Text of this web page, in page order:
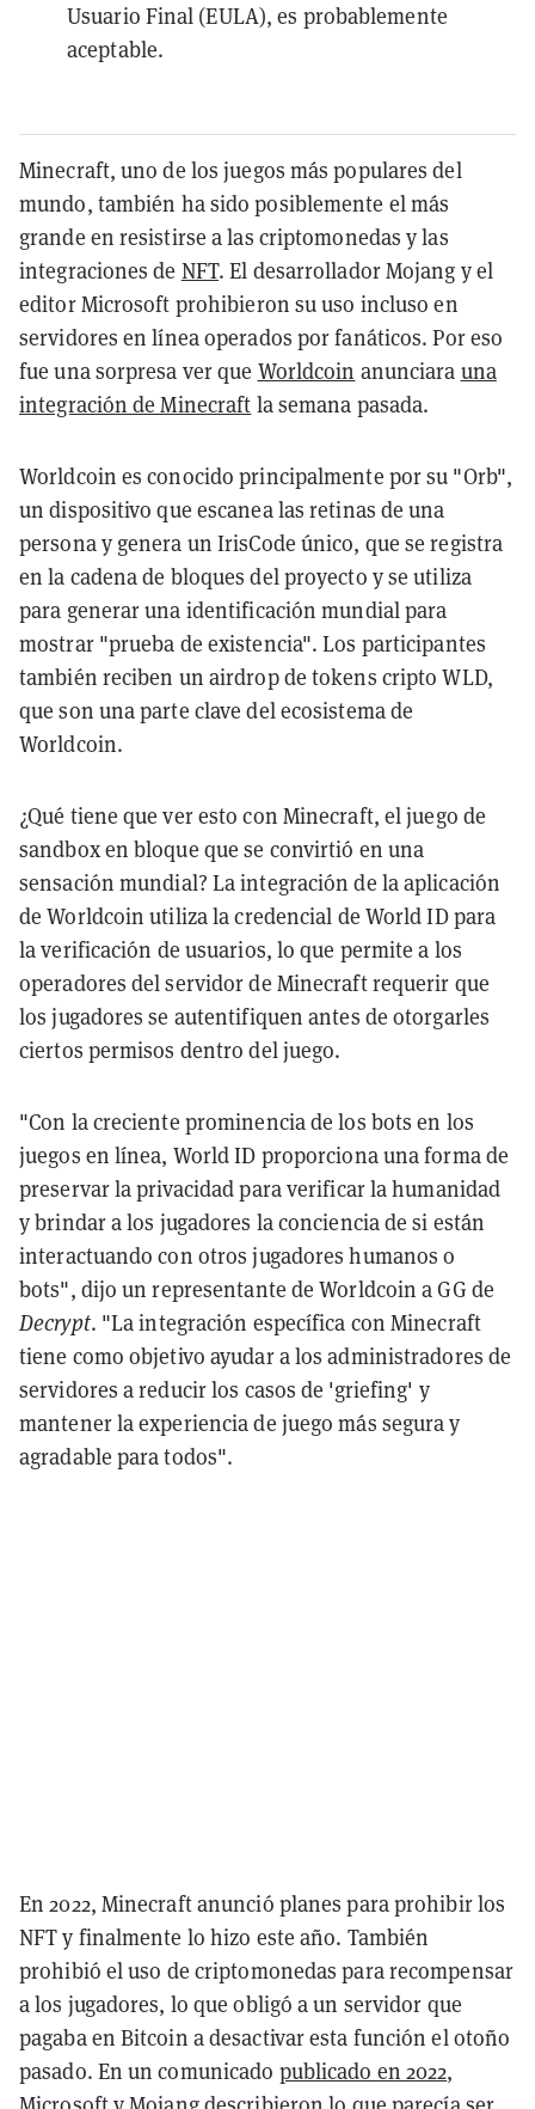
Usuario Final (EULA), es probablemente
aceptable.
Minecraft, uno de los juegos más populares del
mundo, también ha sido posiblemente el más
grande en resistirse a las criptomonedas y las
integraciones de NFT. El desarrollador Mojang y el
editor Microsoft prohibieron su uso incluso en
servidores en línea operados por fanáticos. Por eso
fue una sorpresa ver que Worldcoin anunciara una
integración de Minecraft la semana pasada.
Worldcoin es conocido principalmente por su "Orb",
un dispositivo que escanea las retinas de una
persona y genera un IrisCode único, que se registra
en la cadena de bloques del proyecto y se utiliza
para generar una identificación mundial para
mostrar "prueba de existencia". Los participantes
también reciben un airdrop de tokens cripto WLD,
que son una parte clave del ecosistema de
Worldcoin.
¿Qué tiene que ver esto con Minecraft, el juego de
sandbox en bloque que se convirtió en una
sensación mundial? La integración de la aplicación
de Worldcoin utiliza la credencial de World ID para
la verificación de usuarios, lo que permite a los
operadores del servidor de Minecraft requerir que
los jugadores se autentifiquen antes de otorgarles
ciertos permisos dentro del juego.
"Con la creciente prominencia de los bots en los
juegos en línea, World ID proporciona una forma de
preservar la privacidad para verificar la humanidad
y brindar a los jugadores la conciencia de si están
interactuando con otros jugadores humanos o
bots", dijo un representante de Worldcoin a GG de
Decrypt. "La integración específica con Minecraft
tiene como objetivo ayudar a los administradores de
servidores a reducir los casos de 'griefing' y
mantener la experiencia de juego más segura y
agradable para todos".
En 2022, Minecraft anunció planes para prohibir los
NFT y finalmente lo hizo este año. También
prohibió el uso de criptomonedas para recompensar
a los jugadores, lo que obligó a un servidor que
pagaba en Bitcoin a desactivar esta función el otoño
pasado. En un comunicado publicado en 2022,